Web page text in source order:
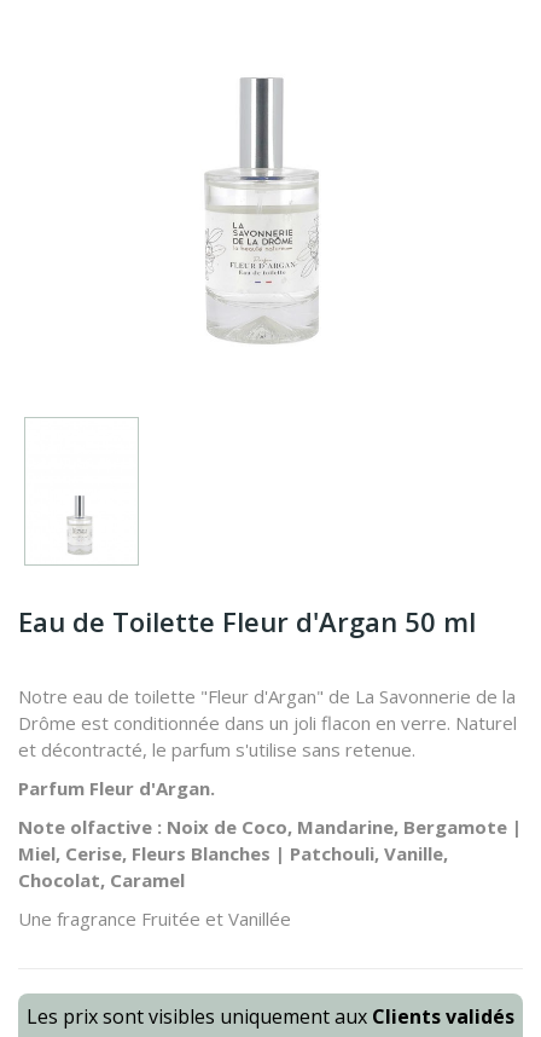
Eau de Toilette Fleur d'Argan 50 ml
Notre eau de toilette "Fleur d'Argan" de La Savonnerie de la
Drôme est conditionnée dans un joli flacon en verre. Naturel
et décontracté, le parfum s'utilise sans retenue.
Parfum Fleur d'Argan.
Note olfactive : Noix de Coco, Mandarine, Bergamote |
Miel, Cerise, Fleurs Blanches | Patchouli, Vanille,
Chocolat, Caramel
Une fragrance Fruitée et Vanillée
Les prix sont visibles uniquement aux Clients validés